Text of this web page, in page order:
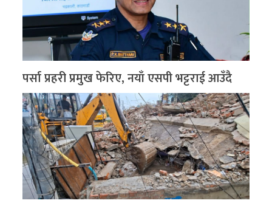
पर्सा प्रहरी प्रमुख फेरिए, नयाँ एसपी भट्टराई आउँदै